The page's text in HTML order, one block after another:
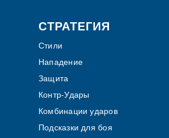
СТРАТЕГИЯ
Стили
Нападение
Защита
Контр-Удары
Комбинации ударов
Подсказки для боя